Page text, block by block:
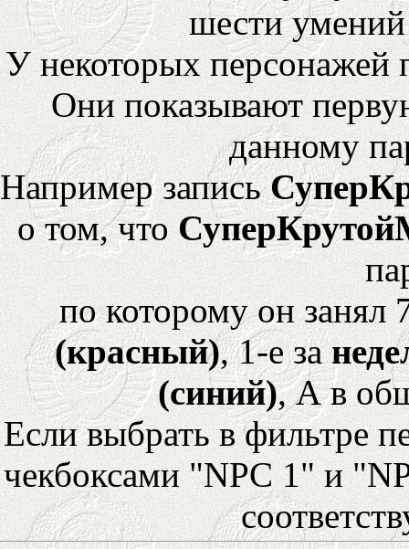
шести
У некоторых персонажей
Они показывают
данному
Например запись
о том, что
по которому он
(красный), 1-е за
(синий), А в
Если выбрать в фильтре
чекбоксами "NPC 1" и